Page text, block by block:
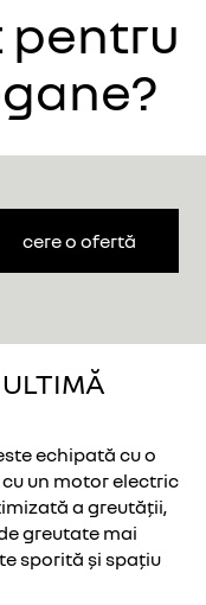
pentru
cere o ofertă
echipată cu o
un motor electric
a greutății,
greutate mai
sporită și spațiu